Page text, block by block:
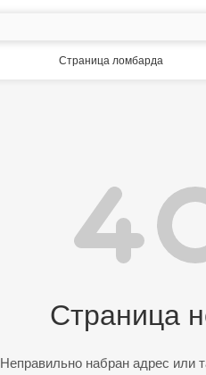
Страница ломбарда
Страница
Неправильно набран адрес или